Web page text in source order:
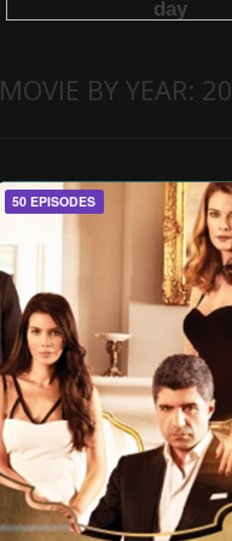
MOVIE BY YEAR:
50 EPISODES